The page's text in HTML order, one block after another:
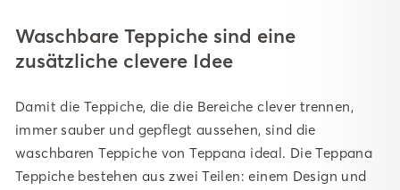
Waschbare Teppiche sind eine
zusätzliche clevere Idee
Damit die Teppiche, die die Bereiche clever trennen,
immer sauber und gepflegt aussehen, sind die
waschbaren Teppiche von Teppana ideal. Die Teppana
Teppiche bestehen aus zwei Teilen: einem Design und